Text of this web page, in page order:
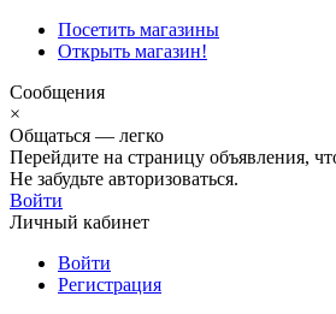
Посетить магазины
Открыть магазин!
Сообщения
×
Общаться — легко
Перейдите на страницу объявления,
Не забудьте авторизоваться.
Войти
Личный кабинет
Войти
Регистрация